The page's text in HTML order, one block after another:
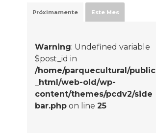
Próximamente Este Mes
Warning: Undefined variable
$post_id in
/home/parquecultural/public
_html/web-old/wp-
content/themes/pcdv2/side
bar.php on line25